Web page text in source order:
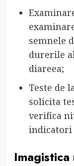
semnele
durerile
diareea;
Teste de
solicita
verifica
indicatori
Imagistica